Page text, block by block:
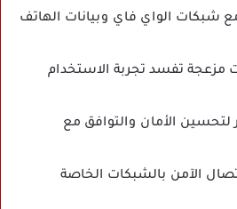
شبكات الواي فاي وبيانات الهاتف
مزعجة تفسد تجربة الاستخدام
لتحسين الأمان والتوافق مع
الآمن بالشبكات الخاصة